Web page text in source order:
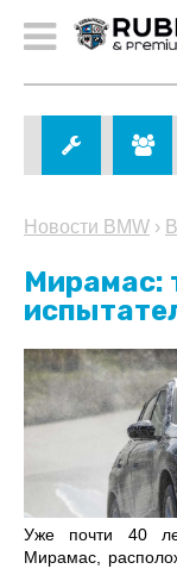
Новости BMW ›
Мирамас:
Уже почти 40
Мирамас,